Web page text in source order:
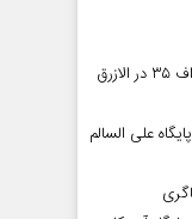
انهدام کامل سه فروند هواپیمای اف ۳۵ در الازرق
علی السالم